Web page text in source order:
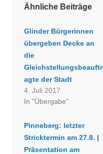
Ähnliche Beiträge
Glinder Bürgerinnen
übergeben Decke an
die
Gleichstellungsbeauftr
agte der Stadt
4. Juli 2017
In "Übergabe"
Pinneberg: letzter
Stricktermin am 27.8. |
Präsentation am